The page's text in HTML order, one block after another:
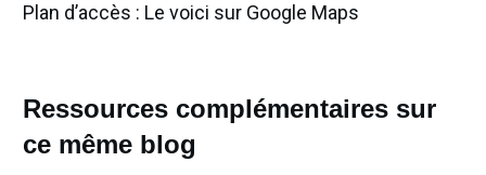
Plan d’accès : Le voici sur Google Maps
Ressources complémentaires sur
ce même blog